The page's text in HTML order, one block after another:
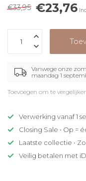
€33,95 €23,76
Vanwege onze
maandag 1
Toevoegen om te
Verwerking vanaf 1
Closing Sale • Op =
Laatste collectie •
Veilig betalen met